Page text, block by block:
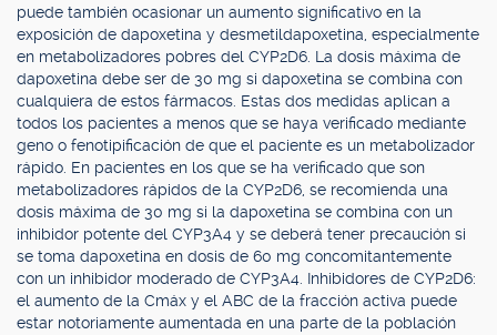
puede también ocasionar un aumento significativo en la
exposición de dapoxetina y desmetildapoxetina, especialmente
en metabolizadores pobres del CYP2D6. La dosis máxima de
dapoxetina debe ser de 30 mg si dapoxetina se combina con
cualquiera de estos fármacos. Estas dos medidas aplican a
todos los pacientes a menos que se haya verificado mediante
geno o fenotipificación de que el paciente es un metabolizador
rápido. En pacientes en los que se ha verificado que son
metabolizadores rápidos de la CYP2D6, se recomienda una
dosis máxima de 30 mg si la dapoxetina se combina con un
inhibidor potente del CYP3A4 y se deberá tener precaución si
se toma dapoxetina en dosis de 60 mg concomitantemente
con un inhibidor moderado de CYP3A4. Inhibidores de CYP2D6:
el aumento de la Cmáx y el ABC de la fracción activa puede
estar notoriamente aumentada en una parte de la población